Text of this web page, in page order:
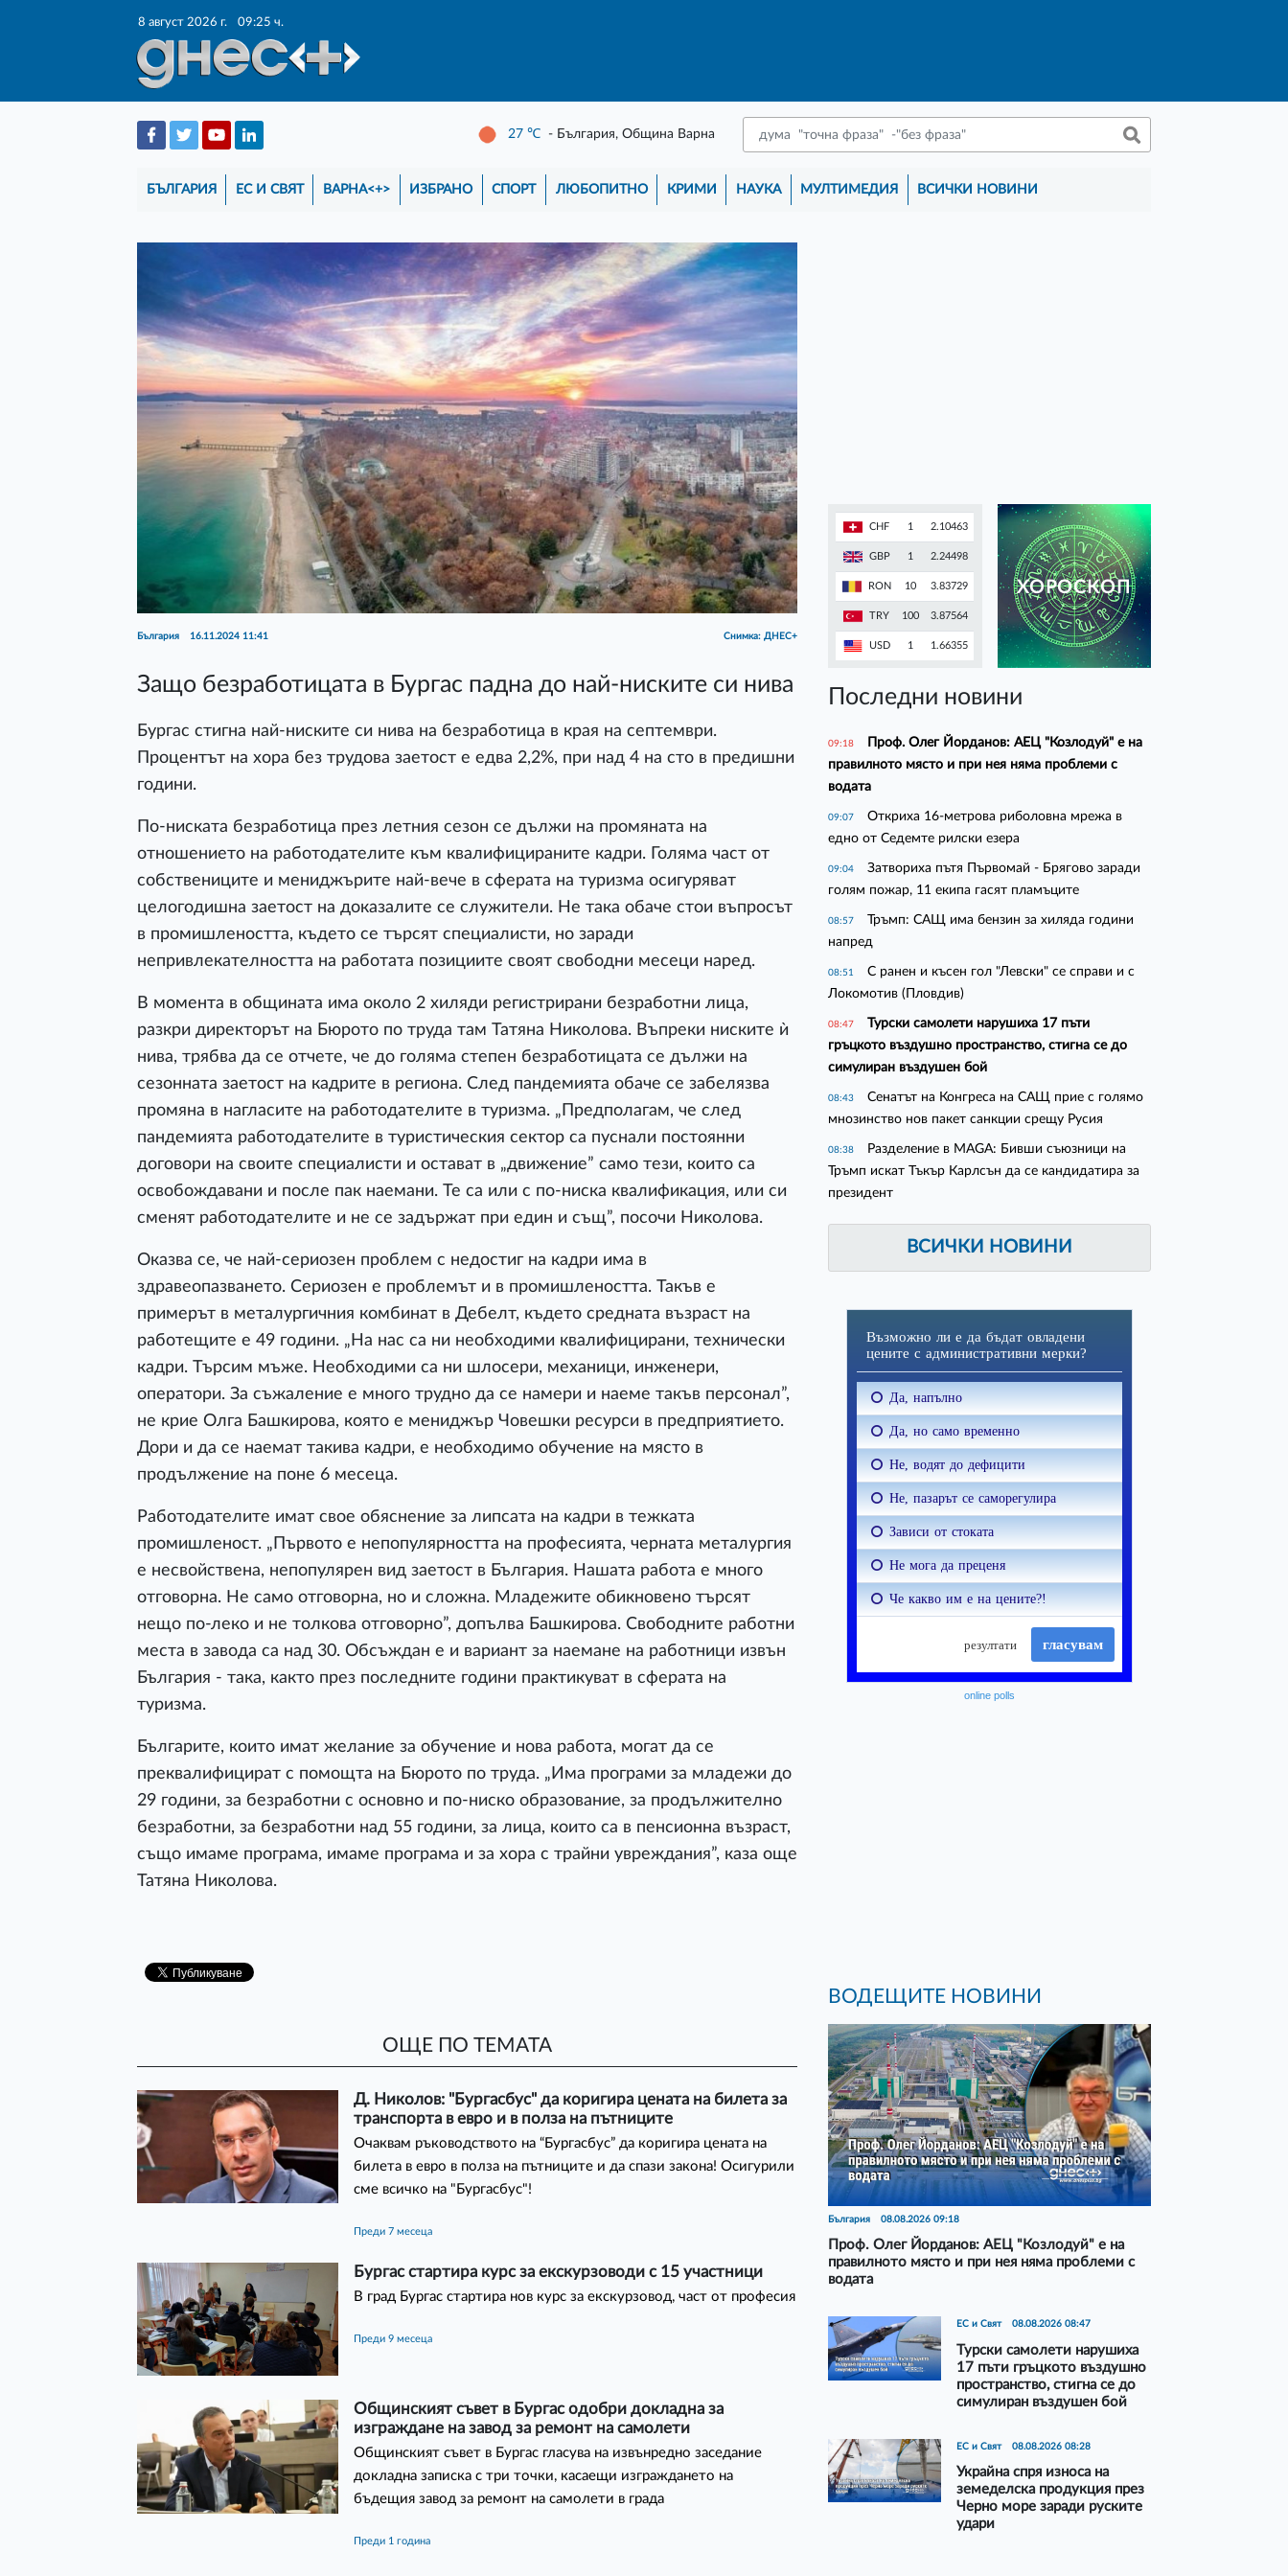
8 август 2026 г. 09:25 ч.
27 ℃ - България, Община Варна
БЪЛГАРИЯ ЕС И СВЯТ ВАРНА<+> ИЗБРАНО СПОРТ ЛЮБОПИТНО КРИМИ НАУКА МУЛТИМЕДИЯ ВСИЧКИ НОВИНИ
България 16.11.2024 11:41 Снимка: ДНЕС+
Защо безработицата в Бургас падна до най-ниските си нива
Бургас стигна най-ниските си нива на безработица в края на септември.
Процентът на хора без трудова заетост е едва 2,2%, при над 4 на сто в предишни
години.
По-ниската безработица през летния сезон се дължи на промяната на
отношението на работодателите към квалифицираните кадри. Голяма част от
собствениците и мениджърите най-вече в сферата на туризма осигуряват
целогодишна заетост на доказалите се служители. Не така обаче стои въпросът
в промишлеността, където се търсят специалисти, но заради
непривлекателността на работата позициите своят свободни месеци наред.
В момента в общината има около 2 хиляди регистрирани безработни лица,
разкри директорът на Бюрото по труда там Татяна Николова. Въпреки ниските ѝ
нива, трябва да се отчете, че до голяма степен безработицата се дължи на
сезонната заетост на кадрите в региона. След пандемията обаче се забелязва
промяна в нагласите на работодателите в туризма. „Предполагам, че след
пандемията работодателите в туристическия сектор са пуснали постоянни
договори на своите специалисти и остават в „движение” само тези, които са
освобождавани и после пак наемани. Те са или с по-ниска квалификация, или си
сменят работодателите и не се задържат при един и същ”, посочи Николова.
Оказва се, че най-сериозен проблем с недостиг на кадри има в
здравеопазването. Сериозен е проблемът и в промишлеността. Такъв е
примерът в металургичния комбинат в Дебелт, където средната възраст на
работещите е 49 години. „На нас са ни необходими квалифицирани, технически
кадри. Търсим мъже. Необходими са ни шлосери, механици, инженери,
оператори. За съжаление е много трудно да се намери и наеме такъв персонал”,
не крие Олга Башкирова, която е мениджър Човешки ресурси в предприятието.
Дори и да се наемат такива кадри, е необходимо обучение на място в
продължение на поне 6 месеца.
Работодателите имат свое обяснение за липсата на кадри в тежката
промишленост. „Първото е непопулярността на професията, черната металургия
е несвойствена, непопулярен вид заетост в България. Нашата работа е много
отговорна. Не само отговорна, но и сложна. Младежите обикновено търсят
нещо по-леко и не толкова отговорно”, допълва Башкирова. Свободните работни
места в завода са над 30. Обсъждан е и вариант за наемане на работници извън
България - така, както през последните години практикуват в сферата на
туризма.
Българите, които имат желание за обучение и нова работа, могат да се
преквалифицират с помощта на Бюрото по труда. „Има програми за младежи до
29 години, за безработни с основно и по-ниско образование, за продължително
безработни, за безработни над 55 години, за лица, които са в пенсионна възраст,
също имаме програма, имаме програма и за хора с трайни увреждания”, каза още
Татяна Николова.
ОЩЕ ПО ТЕМАТА
Д. Николов: "Бургасбус" да коригира цената на билета за
транспорта в евро и в полза на пътниците
Очаквам ръководството на “Бургасбус” да коригира цената на
билета в евро в полза на пътниците и да спази закона! Осигурили
сме всичко на "Бургасбус"!
преди 7 месеца
Бургас стартира курс за екскурзоводи с 15 участници
В град Бургас стартира нов курс за екскурзовод, част от професия
преди 9 месеца
Общинският съвет в Бургас одобри докладна за
изграждане на завод за ремонт на самолети
Общинският съвет в Бургас гласува на извънредно заседание
докладна записка с три точки, касаещи изграждането на
бъдещия завод за ремонт на самолети в града
преди 1 година
CHF 1 2.10463
GBP 1 2.24498
RON 10 3.83729
TRY 100 3.87564
USD 1 1.66355
ХОРОСКОП
Последни новини
09:18
Проф. Олег Йорданов: АЕЦ "Козлодуй" е на
правилното място и при нея няма проблеми с
водата
09:07
Откриха 16-метрова риболовна мрежа в
едно от Седемте рилски езера
09:04
Затвориха пътя Първомай - Брягово заради
голям пожар, 11 екипа гасят пламъците
08:57
Тръмп: САЩ има бензин за хиляда години
напред
08:51
С ранен и късен гол "Левски" се справи и с
Локомотив (Пловдив)
08:47
Турски самолети нарушиха 17 пъти
гръцкото въздушно пространство, стигна се до
симулиран въздушен бой
08:43
Сенатът на Конгреса на САЩ прие с голямо
мнозинство нов пакет санкции срещу Русия
08:38
Разделение в MAGA: Бивши съюзници на
Тръмп искат Тъкър Карлсън да се кандидатира за
президент
ВСИЧКИ НОВИНИ
online polls
ВОДЕЩИТЕ НОВИНИ
България 08.08.2026 09:18
Проф. Олег Йорданов: АЕЦ "Козлодуй" е на
правилното място и при нея няма проблеми с
водата
ЕС и Свят 08.08.2026 08:47
Турски самолети нарушиха
17 пъти гръцкото въздушно
пространство, стигна се до
симулиран въздушен бой
ЕС и Свят 08.08.2026 08:28
Украйна спря износа на
земеделска продукция през
Черно море заради руските
удари